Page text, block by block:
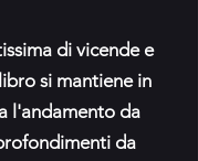
di vicende e
si mantiene in
l'andamento da
da